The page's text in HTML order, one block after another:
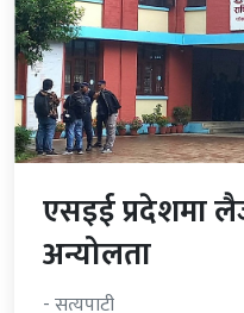
एसइई प्रदेशमा
अन्योलता
- सत्यपाटी